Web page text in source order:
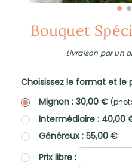
Bouquet
Livraison par un
Choisissez le format et le
Mignon : 30,00 €
Intermédiaire : 40,00
Généreux : 55,00 €
Prix libre :